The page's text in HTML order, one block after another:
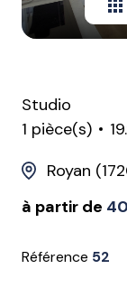
Studio
1 pièce(s)
Royan
à partir de
Référence 52